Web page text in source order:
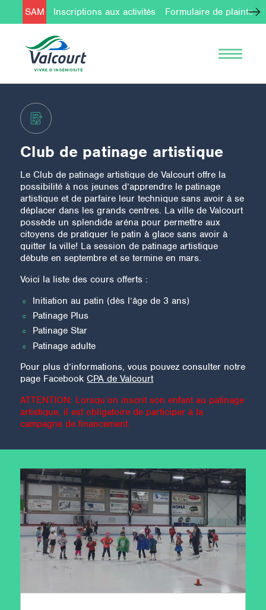
SAM Inscriptions aux activités Formulaire de plainte
Club de patinage artistique
Le Club de patinage artistique de Valcourt offre la
possibilité à nos jeunes d’apprendre le patinage
artistique et de parfaire leur technique sans avoir à se
déplacer dans les grands centres. La ville de Valcourt
possède un splendide aréna pour permettre aux
citoyens de pratiquer le patin à glace sans avoir à
quitter la ville! La session de patinage artistique
débute en septembre et se termine en mars.
Voici la liste des cours offerts :
Initiation au patin (dès l’âge de 3 ans)
Patinage Plus
Patinage Star
Patinage adulte
Pour plus d’informations, vous pouvez consulter notre
page FacebookCPA de Valcourt
ATTENTION: Lorsqu’on inscrit son enfant au patinage
artistique, il est obligatoire de participer à la
campagne de financement.